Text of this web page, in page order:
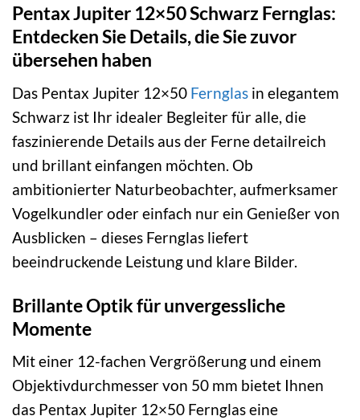
Pentax Jupiter 12×50 Schwarz Fernglas:
Entdecken Sie Details, die Sie zuvor
übersehen haben
Das Pentax Jupiter 12×50 Fernglas in elegantem
Schwarz ist Ihr idealer Begleiter für alle, die
faszinierende Details aus der Ferne detailreich
und brillant einfangen möchten. Ob
ambitionierter Naturbeobachter, aufmerksamer
Vogelkundler oder einfach nur ein Genießer von
Ausblicken – dieses Fernglas liefert
beeindruckende Leistung und klare Bilder.
Brillante Optik für unvergessliche
Momente
Mit einer 12-fachen Vergrößerung und einem
Objektivdurchmesser von 50 mm bietet Ihnen
das Pentax Jupiter 12×50 Fernglas eine